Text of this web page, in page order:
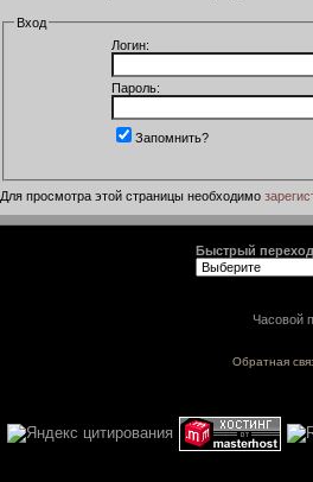
Вход
Логин:
Пароль:
Запомнить?
Для просмотра этой страницы необходимо
Быстрый переход
Часовой
Обратная